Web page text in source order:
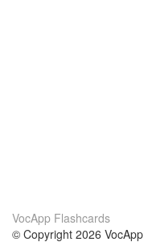
VocApp Flashcards
© Copyright 2026 VocApp